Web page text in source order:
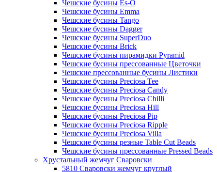
Чешские бусины Es-O
Чешские бусины Emma
Чешские бусины Tango
Чешские бусины Dagger
Чешские бусины SuperDuo
Чешские бусины Brick
Чешские бусины пирамидки Pyramid
Чешские бусины прессованные Цветочки
Чешские прессованные бусины Листики
Чешские бусины Preciosa Tee
Чешские бусины Preciosa Candy
Чешские бусины Preciosa Chilli
Чешские бусины Preciosa Hill
Чешские бусины Preciosa Pip
Чешские бусины Preciosa Ripple
Чешские бусины Preciosa Villa
Чешские бусины резные Table Cut Beads
Чешские бусины прессованные Pressed Beads
Хрустальный жемчуг Сваровски
5810 Сваровски жемчуг круглый